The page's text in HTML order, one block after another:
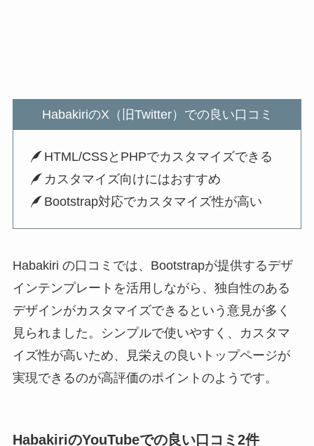
HabakiriのX（旧Twitter）での良い口コミ
HTML/CSSとPHPでカスタマイズできる
カスタマイズ向けにはおすすめ
Bootstrap対応でカスタマイズ性が高い
Habakiri の口コミでは、Bootstrapが提供するデザ
インテンプレートを活用しながら、独自性のある
デザインがカスタマイズできるという意見が多く
見られました。シンプルで使いやすく、カスタマ
イズ性が高いため、見栄えの良いトップページが
実現できるのが高評価のポイントのようです。
HabakiriのYouTubeでの良い口コミ2件